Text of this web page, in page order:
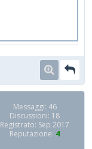
Messaggi: 46
Discussioni: 18
Registrato: Sep 2017
Reputazione: 4